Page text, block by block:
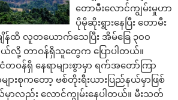
တောမီးလောင်ကျွမ်းမှုဟာ
ပိုမိုဆိုးရွားနေပြီး တောမီး
ျိန်ထိ လူတယောက်သေပြီး အိမ်ခြေ ၃၀၀
ယ်လို့ တာဝန်ရှိသူတွေက ပြောပါတယ်။
ဝန်ရှိ နေရာများစွာမှာ ရက်အတော်ကြာ
ျားစုကတော့ ဗစ်တိုးရီးယားပြည်နယ်မှာဖြစ်
ာလည်း လောင်ကျွမ်းနေပါတယ်။ မီးသတ်